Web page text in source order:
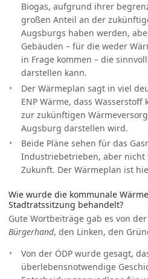
Biogas, aufgrund ihrer
großen Anteil an der
Augsburgs haben werden,
Gebäuden – für die weder
in Frage kommen – die
darstellen kann.
Der Wärmeplan sagt in viel
ENP Wärme, dass
zur zukünftigen
Augsburg darstellen wird.
Beide Pläne sehen für das
Industriebetrieben, aber nicht
Zukunft. Der Wärmeplan ist
Wie wurde die kommunale
Stadtratssitzung behandelt?
Gute Wortbeiträge gab es von der
Bürgerhand, den Linken, den
Von der ÖDP wurde gesagt,
überlebensnotwendige